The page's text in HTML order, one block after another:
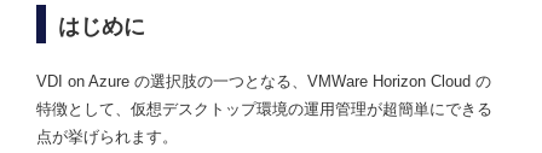
はじめに
VDI on Azure の選択肢の一つとなる、VMWare Horizon Cloud の
特徴として、仮想デスクトップ環境の運用管理が超簡単にできる
点が挙げられます。